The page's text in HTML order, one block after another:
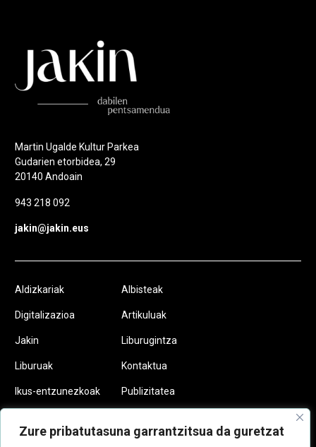
Zure pribatutasuna garrantzitsua da guretzat
Martin Ugalde Kultur Parkea
Gudarien etorbidea, 29
20140 Andoain
943 218 092
jakin@jakin.eus
Aldizkariak
Digitalizazioa
Jakin
Liburuak
Ikus-entzunezkoak
Albisteak
Artikuluak
Liburugintza
Kontaktua
Publizitatea
Jakinkide